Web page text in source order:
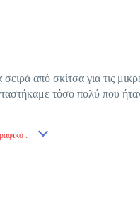
από σκίτσα για τις
τόσο πολύ που
: